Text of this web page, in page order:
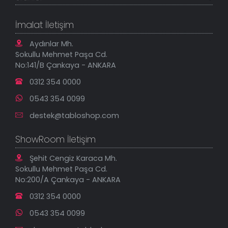
Sık Sorulan Sorular
Geçerli İade Koşulları
Mesafeli Satış Sözleşmesi
Gizlilik Güvenlik Politikası
Tablonu Sen Tasarla
Tablo Saatler
Yeni Eklenenler
En Çok Satılanlar
İndirimli Tablolar
İmalat İletişim
Aydınlar Mh.
Sokullu Mehmet Paşa Cd.
No:141/B Çankaya - ANKARA
0312 354 0000
0543 354 0099
destek@tabloshop.com
ShowRoom İletişim
Şehit Cengiz Karaca Mh.
Sokullu Mehmet Paşa Cd.
No:200/A Çankaya - ANKARA
0312 354 0000
0543 354 0099